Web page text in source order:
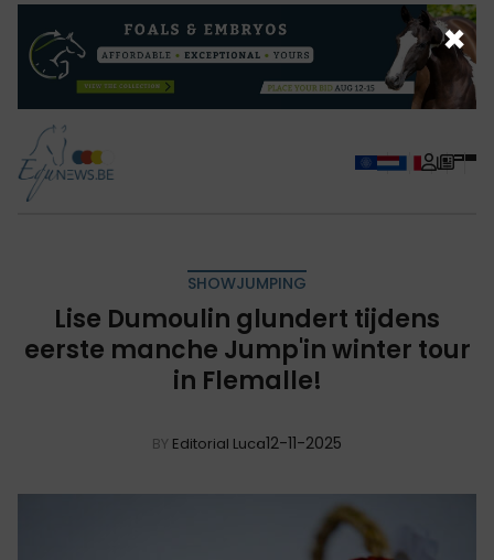
SHOWJUMPING
Lise Dumoulin glundert tijdens
eerste manche Jump'in winter tour
in Flemalle!
BY Editorial Luca12-11-2025
×